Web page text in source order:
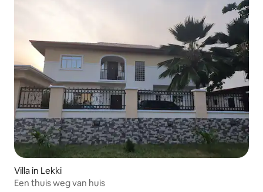
Villa in Lekki
Een thuis weg van huis